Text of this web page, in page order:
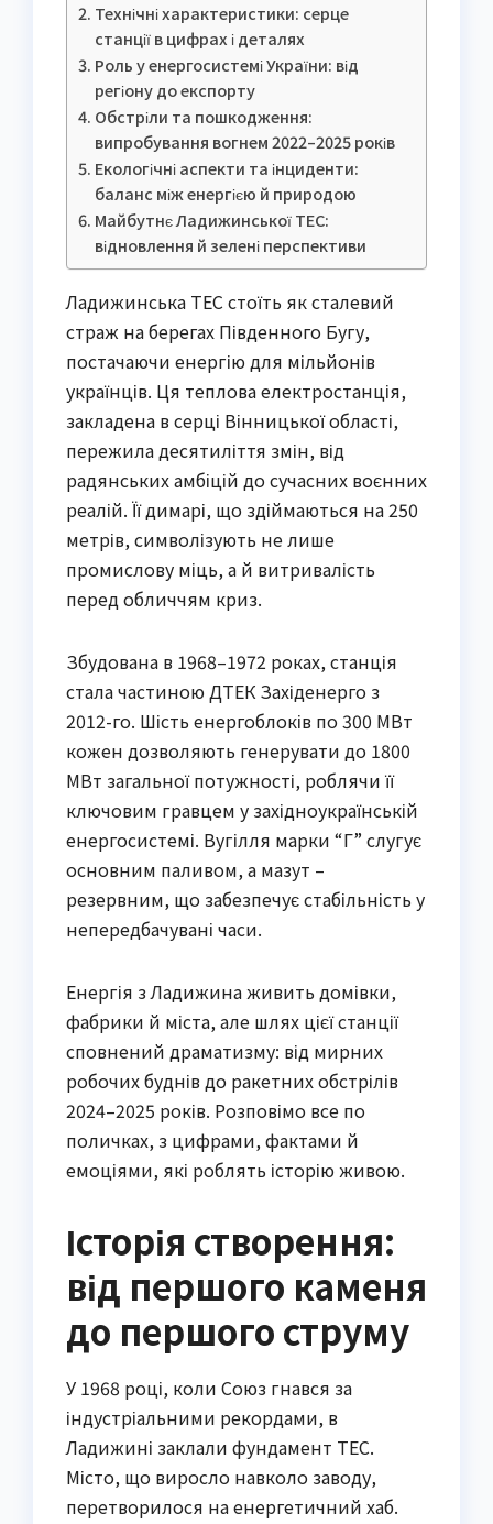
Технічні характеристики: серце
станції в цифрах і деталях
Роль у енергосистемі України: від
регіону до експорту
Обстріли та пошкодження:
випробування вогнем 2022–2025 років
Екологічні аспекти та інциденти:
баланс між енергією й природою
Майбутнє Ладижинської ТЕС:
відновлення й зелені перспективи
Ладижинська ТЕС стоїть як сталевий
страж на берегах Південного Бугу,
постачаючи енергію для мільйонів
українців. Ця теплова електростанція,
закладена в серці Вінницької області,
пережила десятиліття змін, від
радянських амбіцій до сучасних воєнних
реалій. Її димарі, що здіймаються на 250
метрів, символізують не лише
промислову міць, а й витривалість
перед обличчям криз.
Збудована в 1968–1972 роках, станція
стала частиною ДТЕК Західенерго з
2012-го. Шість енергоблоків по 300 МВт
кожен дозволяють генерувати до 1800
МВт загальної потужності, роблячи її
ключовим гравцем у західноукраїнській
енергосистемі. Вугілля марки “Г” слугує
основним паливом, а мазут –
резервним, що забезпечує стабільність у
непередбачувані часи.
Енергія з Ладижина живить домівки,
фабрики й міста, але шлях цієї станції
сповнений драматизму: від мирних
робочих буднів до ракетних обстрілів
2024–2025 років. Розповімо все по
поличках, з цифрами, фактами й
емоціями, які роблять історію живою.
Історія створення:
від першого каменя
до першого струму
У 1968 році, коли Союз гнався за
індустріальними рекордами, в
Ладижині заклали фундамент ТЕС.
Місто, що виросло навколо заводу,
перетворилося на енергетичний хаб.